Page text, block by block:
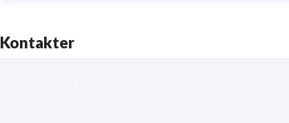
Kontakter